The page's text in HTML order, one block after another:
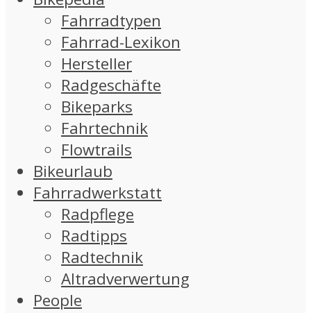
Fahrradtypen
Fahrrad-Lexikon
Hersteller
Radgeschäfte
Bikeparks
Fahrtechnik
Flowtrails
Bikeurlaub
Fahrradwerkstatt
Radpflege
Radtipps
Radtechnik
Altradverwertung
People